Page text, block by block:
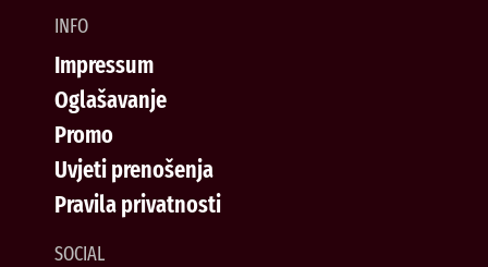
INFO
Impressum
Oglašavanje
Promo
Uvjeti prenošenja
Pravila privatnosti
SOCIAL